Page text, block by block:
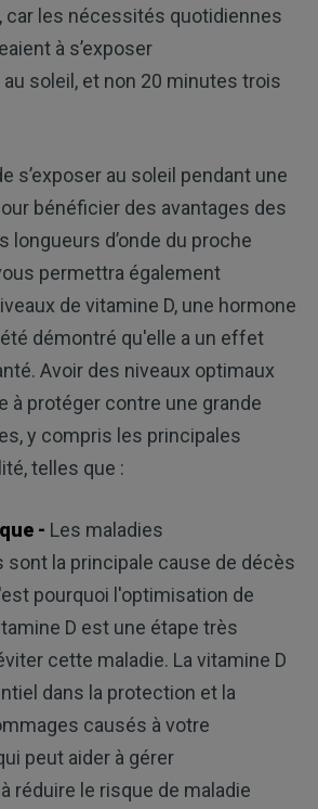
car les nécessités quotidiennes
à s’exposer
soleil, et non 20 minutes trois
s’exposer au soleil pendant une
bénéficier des avantages des
longueurs d’onde du proche
permettra également
de vitamine D, une hormone
démontré qu'elle a un effet
Avoir des niveaux optimaux
à protéger contre une grande
y compris les principales
telles que :
- Les maladies
sont la principale cause de décès
pourquoi l'optimisation de
D est une étape très
cette maladie. La vitamine D
dans la protection et la
causés à votre
peut aider à gérer
réduire le risque de maladie